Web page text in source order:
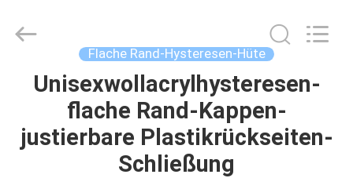
HAUS
PRODUKTE
Ltd..
Flache Rand-Hysteresen-Hüte
Unisexwollacrylhysteresen-
flache Rand-Kappen-
justierbare Plastikrückseiten-
Schließung